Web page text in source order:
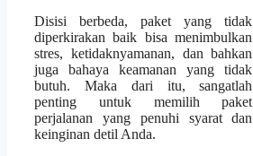
Disisi berbeda, paket yang tidak
diperkirakan baik bisa menimbulkan
stres, ketidaknyamanan, dan bahkan
juga bahaya keamanan yang tidak
butuh. Maka dari itu, sangatlah
penting untuk memilih paket
perjalanan yang penuhi syarat dan
keinginan detil Anda.